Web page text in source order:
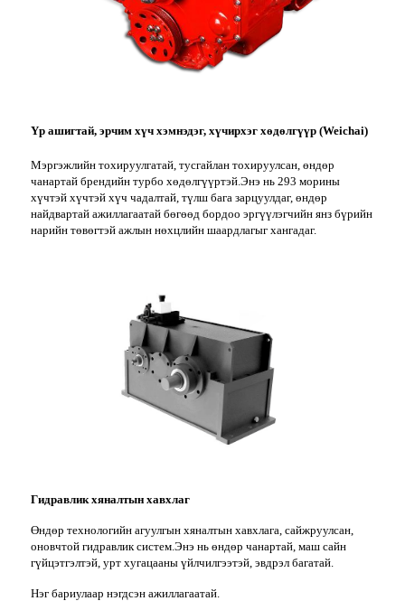
Үр ашигтай, эрчим хүч хэмнэдэг, хүчирхэг хөдөлгүүр (Weichai)
Мэргэжлийн тохируулгатай, тусгайлан тохируулсан, өндөр
чанартай брендийн турбо хөдөлгүүртэй.Энэ нь 293 морины
хүчтэй хүчтэй хүч чадалтай, түлш бага зарцуулдаг, өндөр
найдвартай ажиллагаатай бөгөөд бордоо эргүүлэгчийн янз бүрийн
нарийн төвөгтэй ажлын нөхцлийн шаардлагыг хангадаг.
Гидравлик хяналтын хавхлаг
Өндөр технологийн агуулгын хяналтын хавхлага, сайжруулсан,
оновчтой гидравлик систем.Энэ нь өндөр чанартай, маш сайн
гүйцэтгэлтэй, урт хугацааны үйлчилгээтэй, эвдрэл багатай.
Нэг бариулаар нэгдсэн ажиллагаатай.